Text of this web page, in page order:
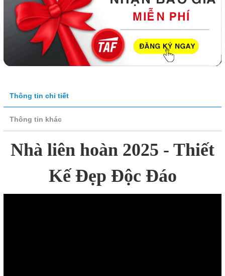
Thông tin chi tiết
Thông tin khác
Nhà liên hoàn 2025 - Thiết
Kế Đẹp Độc Đáo